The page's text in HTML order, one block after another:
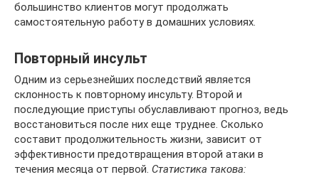
большинство клиентов могут продолжать
самостоятельную работу в домашних условиях.
Повторный инсульт
Одним из серьезнейших последствий является
склонность к повторному инсульту. Второй и
последующие приступы обуславливают прогноз, ведь
восстановиться после них еще труднее. Сколько
составит продолжительность жизни, зависит от
эффективности предотвращения второй атаки в
течения месяца от первой. Статистика такова: